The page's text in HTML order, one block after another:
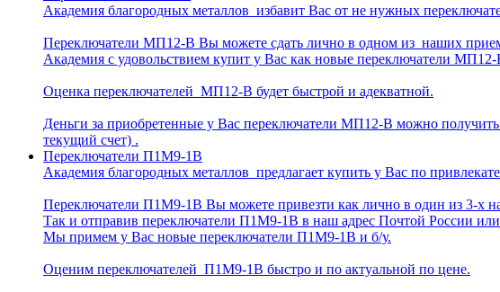
Академия благородных металлов избавит Вас от не нужных
Переключатели МП12-В Вы можете сдать лично в одном из наших
Академия с удовольствием купит у Вас как новые переключатели МП12-
Оценка переключателей МП12-В будет быстрой и адекватной.
Деньги за приобретенные у Вас переключатели МП12-В можно
текущий счет) .
Переключатели П1М9-1В
Академия благородных металлов предлагает купить у Вас по
Переключатели П1М9-1В Вы можете привезти как лично в один из 3-х
Так и отправив переключатели П1М9-1В в наш адрес Почтой России
Мы примем у Вас новые переключатели П1М9-1В и б/у.
Оценим переключателей П1М9-1В быстро и по актуальной по цене.